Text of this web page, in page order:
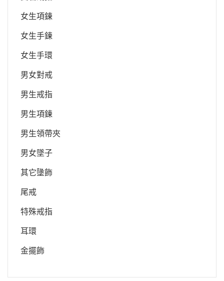
女生項鍊
女生手鍊
女生手環
男女對戒
男生戒指
男生項鍊
男生領帶夾
男女墜子
其它墬飾
尾戒
特殊戒指
耳環
金擺飾